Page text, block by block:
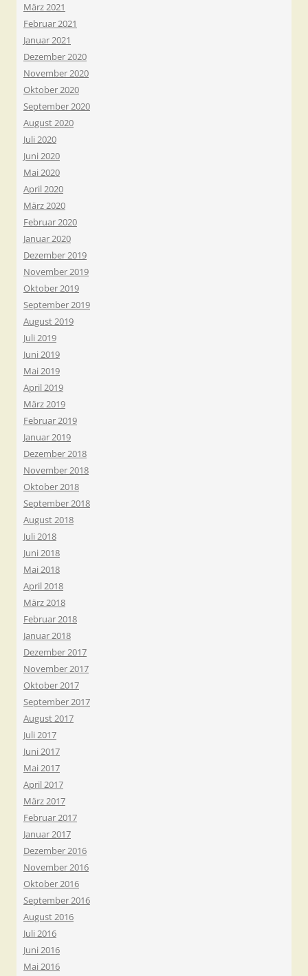
März 2021
Februar 2021
Januar 2021
Dezember 2020
November 2020
Oktober 2020
September 2020
August 2020
Juli 2020
Juni 2020
Mai 2020
April 2020
März 2020
Februar 2020
Januar 2020
Dezember 2019
November 2019
Oktober 2019
September 2019
August 2019
Juli 2019
Juni 2019
Mai 2019
April 2019
März 2019
Februar 2019
Januar 2019
Dezember 2018
November 2018
Oktober 2018
September 2018
August 2018
Juli 2018
Juni 2018
Mai 2018
April 2018
März 2018
Februar 2018
Januar 2018
Dezember 2017
November 2017
Oktober 2017
September 2017
August 2017
Juli 2017
Juni 2017
Mai 2017
April 2017
März 2017
Februar 2017
Januar 2017
Dezember 2016
November 2016
Oktober 2016
September 2016
August 2016
Juli 2016
Juni 2016
Mai 2016